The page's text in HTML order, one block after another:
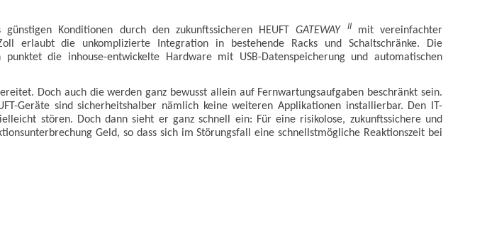
Konditionen durch den zukunftssicheren HEUFTGATEWAY IImit vereinfachter
erlaubt die unkomplizierte Integration in bestehende Racks und Schaltschränke. Die
die inhouse-entwickelte Hardware mit USB-Datenspeicherung und automatischen
Doch auch die werden ganz bewusst allein auf Fernwartungsaufgaben beschränkt sein.
Geräte sind sicherheitshalber nämlich keine weiteren Applikationen installierbar. Den IT-
stören. Doch dann sieht er ganz schnell ein: Für eine risikolose, zukunftssichere und
Geld, so dass sich im Störungsfall eine schnellstmögliche Reaktionszeit bei